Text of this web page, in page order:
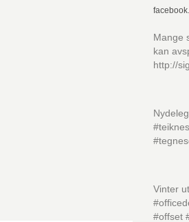
Mange
kan
http://
Vinter
#offset